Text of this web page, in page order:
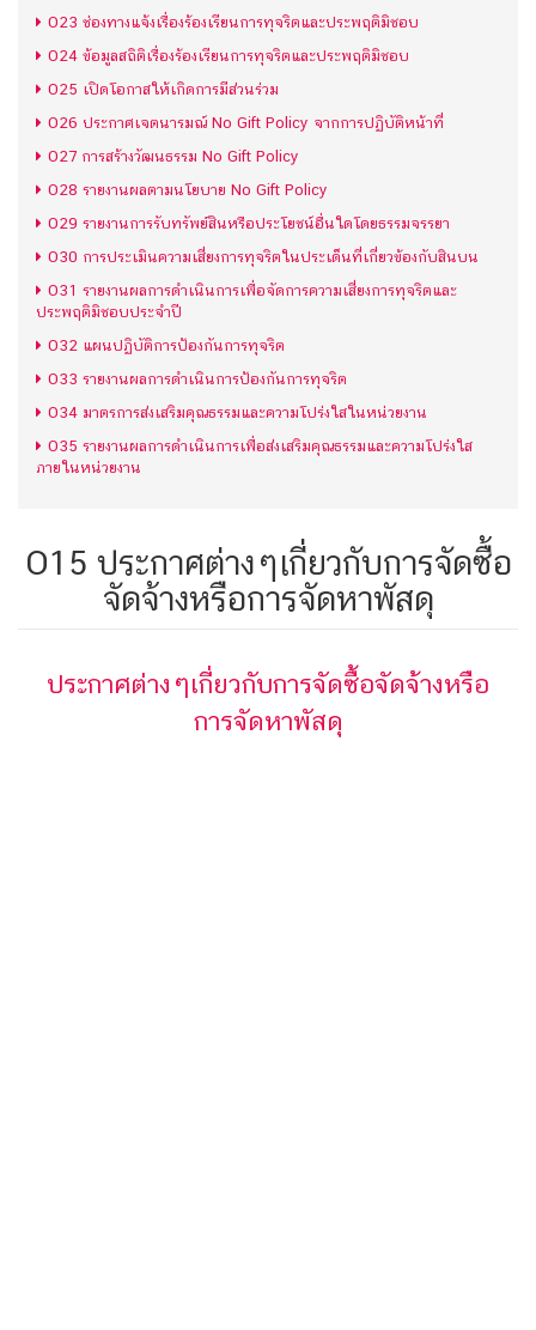
O23 ช่องทางแจ้งเรื่องร้องเรียนการทุจริตและประพฤติมิชอบ
O24 ข้อมูลสถิติเรื่องร้องเรียนการทุจริตและประพฤติมิชอบ
O25 เปิดโอกาสให้เกิดการมีส่วนร่วม
O26 ประกาศเจตนารมณ์ No Gift Policy จากการปฏิบัติหน้าที่
O27 การสร้างวัฒนธรรม No Gift Policy
O28 รายงานผลตามนโยบาย No Gift Policy
O29 รายงานการรับทรัพย์สินหรือประโยชน์อื่นใดโดยธรรมจรรยา
O30 การประเมินความเสี่ยงการทุจริตในประเด็นที่เกี่ยวข้องกับสินบน
O31 รายงานผลการดำเนินการเพื่อจัดการความเสี่ยงการทุจริตและ
ประพฤติมิชอบประจำปี
O32 แผนปฏิบัติการป้องกันการทุจริต
O33 รายงานผลการดำเนินการป้องกันการทุจริต
O34 มาตรการส่งเสริมคุณธรรมและความโปร่งใสในหน่วยงาน
O35 รายงานผลการดำเนินการเพื่อส่งเสริมคุณธรรมและความโปร่งใส
ภายในหน่วยงาน
O15 ประกาศต่างๆเกี่ยวกับการจัดซื้อ
จัดจ้างหรือการจัดหาพัสดุ
ประกาศต่างๆเกี่ยวกับการจัดซื้อจัดจ้างหรือ
การจัดหาพัสดุ